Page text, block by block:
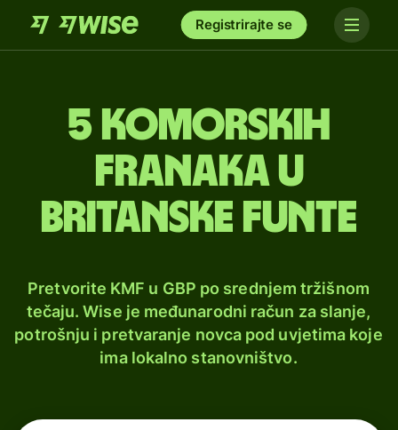
Registrirajte se
5 komorskih
franaka u
britanske funte
Pretvorite KMF u GBP po srednjem tržišnom
tečaju. Wise je međunarodni račun za slanje,
potrošnju i pretvaranje novca pod uvjetima koje
ima lokalno stanovništvo.